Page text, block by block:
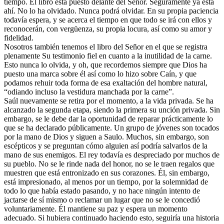
tiempo. El libro está puesto delante del Señor. Seguramente ya está
ahí. No lo ha olvidado. Nunca podrá olvidar. En su propia paciencia
todavía espera, y se acerca el tiempo en que todo se irá con ellos y
reconocerán, con vergüenza, su propia locura, así como su amor y
fidelidad.
Nosotros también tenemos el libro del Señor en el que se registra
plenamente Su testimonio fiel en cuanto a la inutilidad de la carne.
Esto nunca lo olvida, y oh, que recordemos siempre que Dios ha
puesto una marca sobre él así como lo hizo sobre Caín, y que
podamos rehuir toda forma de esa exaltación del hombre natural,
“odiando incluso la vestidura manchada por la carne”.
Saúl nuevamente se retira por el momento, a la vida privada. Se ha
alcanzado la segunda etapa, siendo la primera su unción privada. Sin
embargo, se le debe dar la oportunidad de reparar prácticamente lo
que se ha declarado públicamente. Un grupo de jóvenes son tocados
por la mano de Dios y siguen a Saulo. Muchos, sin embargo, son
escépticos y se preguntan cómo alguien así podría salvarlos de la
mano de sus enemigos. El rey todavía es despreciado por muchos de
su pueblo. No se le rinde nada del honor, no se le traen regalos que
muestren que está entronizado en sus corazones. Él, sin embargo,
está impresionado, al menos por un tiempo, por la solemnidad de
todo lo que había estado pasando, y no hace ningún intento de
jactarse de sí mismo o reclamar un lugar que no se le concedió
voluntariamente. Él mantiene su paz y espera un momento
adecuado. Si hubiera continuado haciendo esto, seguiría una historia